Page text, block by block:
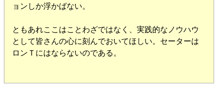
ョンしか浮かばない。
ともあれここはことわざではなく、実践的なノウハウ
として皆さんの心に刻んでおいてほしい。セーターは
ロンＴにはならないのである。